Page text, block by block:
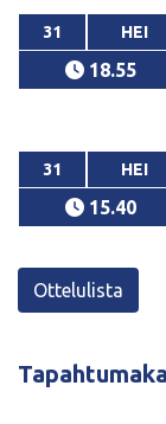
31 HEI
18.55
31 HEI
15.40
Ottelulista